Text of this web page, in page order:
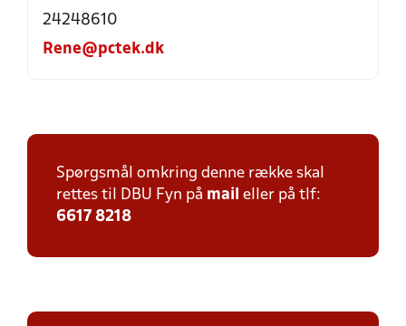
24248610
Rene@pctek.dk
Spørgsmål omkring denne række skal
rettes til DBU Fyn på mail eller på tlf:
6617 8218